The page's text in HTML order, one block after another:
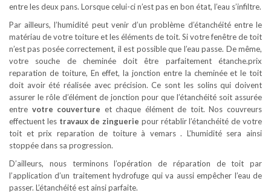
entre les deux pans. Lorsque celui-ci n’est pas en bon état, l’eau s’infiltre.
Par ailleurs, l’humidité peut venir d’un problème d’étanchéité entre le
matériau de votre toiture et les éléments de toit. Si votre fenêtre de toit
n’est pas posée correctement, il est possible que l’eau passe. De même,
votre souche de cheminée doit être parfaitement étanche.prix
reparation de toiture, En effet, la jonction entre la cheminée et le toit
doit avoir été réalisée avec précision. Ce sont les solins qui doivent
assurer le rôle d’élément de jonction pour que l’étanchéité soit assurée
entre votre couverture et chaque élément de toit. Nos couvreurs
effectuent lestravaux de zinguerie pour rétablir l’étanchéité de votre
toit et prix reparation de toiture à vemars . L’humidité sera ainsi
stoppée dans sa progression.
D’ailleurs, nous terminons l’opération de réparation de toit par
l’application d’un traitement hydrofuge qui va aussi empêcher l’eau de
passer. L’étanchéité est ainsi parfaite.